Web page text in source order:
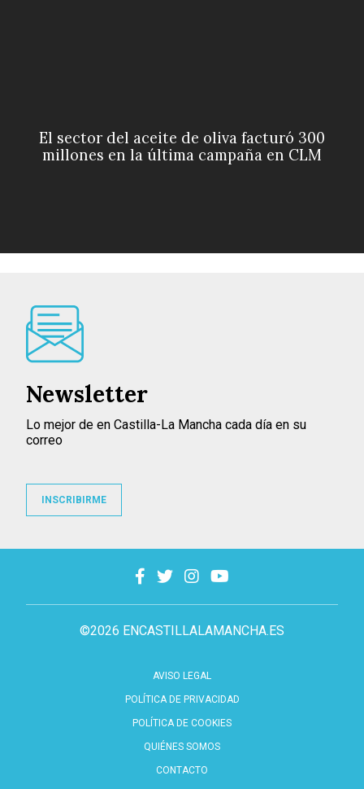
El sector del aceite de oliva facturó 300
millones en la última campaña en CLM
©2026 ENCASTILLALAMANCHA.ES
AVISO LEGAL
POLÍTICA DE PRIVACIDAD
POLÍTICA DE COOKIES
QUIÉNES SOMOS
CONTACTO
Newsletter
Lo mejor de en Castilla-La Mancha cada día en su
correo
INSCRIBIRME